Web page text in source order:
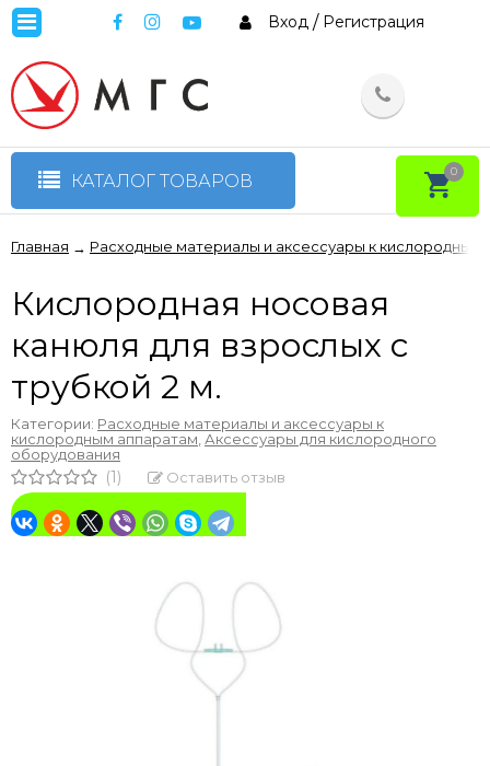
Вход / Регистрация
КАТАЛОГ ТОВАРОВ 0
Главная → Расходные материалы и аксессуары к кислородным
Кислородная носовая
канюля для взрослых с
трубкой 2 м.
Категории: Расходные материалы и аксессуары к
кислородным аппаратам Аксессуары для кислородного
оборудования
(1) Оставить отзыв